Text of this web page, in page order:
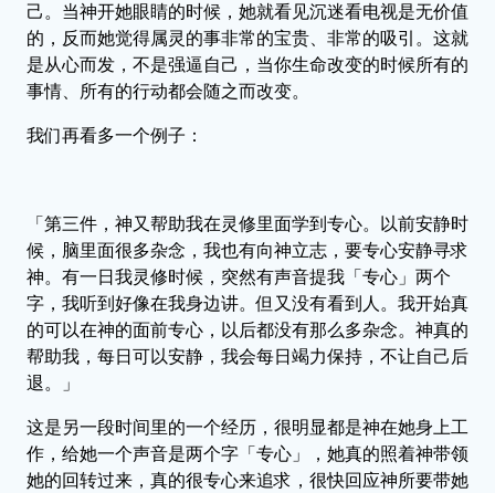
己。当神开她眼睛的时候，她就看见沉迷看电视是无价值
的，反而她觉得属灵的事非常的宝贵、非常的吸引。这就
是从心而发，不是强逼自己，当你生命改变的时候所有的
事情、所有的行动都会随之而改变。
我们再看多一个例子：
「第三件，神又帮助我在灵修里面学到专心。以前安静时
候，脑里面很多杂念，我也有向神立志，要专心安静寻求
神。有一日我灵修时候，突然有声音提我「专心」两个
字，我听到好像在我身边讲。但又没有看到人。我开始真
的可以在神的面前专心，以后都没有那么多杂念。神真的
帮助我，每日可以安静，我会每日竭力保持，不让自己后
退。」
这是另一段时间里的一个经历，很明显都是神在她身上工
作，给她一个声音是两个字「专心」，她真的照着神带领
她的回转过来，真的很专心来追求，很快回应神所要带她